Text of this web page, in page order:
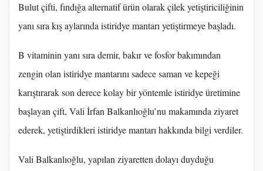
Bulut çifti, fındığa alternatif ürün olarak çilek yetiştiriciliğinin
yanı sıra kış aylarında istiridye mantarı yetiştirmeye başladı.
B vitaminin yanı sıra demir, bakır ve fosfor bakımından
zengin olan istiridye mantarını sadece saman ve kepeği
karıştırarak son derece kolay bir yöntemle istiridye üretimine
başlayan çift, Vali İrfan Balkanlıoğlu’nu makamında ziyaret
ederek, yetiştirdikleri istiridye mantarı hakkında bilgi verdiler.
Vali Balkanlıoğlu, yapılan ziyaretten dolayı duyduğu